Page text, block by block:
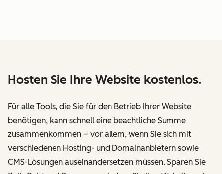
Hosten Sie Ihre Website kostenlos.
Für alle Tools, die Sie für den Betrieb Ihrer Website
benötigen, kann schnell eine beachtliche Summe
zusammenkommen – vor allem, wenn Sie sich mit
verschiedenen Hosting- und Domainanbietern sowie
CMS-Lösungen auseinandersetzen müssen. Sparen Sie